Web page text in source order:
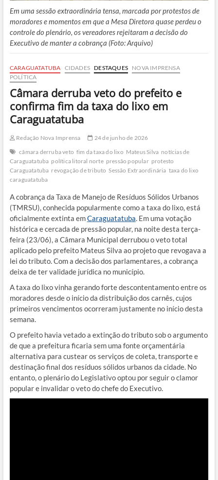
Em uma sessão extraordinária tensa, marcada por protestos de
moradores e momentos em que a Mesa Diretora quase perdeu o
controle do plenário, os vereadores rejeitaram a decisão do
Executivo de manter a cobrança (Foto: Arquivo)
CARAGUATATUBA CIDADES DESTAQUES
NOVA IMPRENSA
POLÍTICA
Câmara derruba veto do prefeito e
confirma fim da taxa do lixo em
Caraguatatuba
Redação Nova Imprensa
24 de junho de 2026
câmara derruba veto fim da taxa do lixo Mateus Silva notícias de
Caraguatatuba política litoral norte pressão popular protesto
Caraguatatuba revogação de tributo Sessão Extraordinária taxa do lixo
caraguatatuba
A cobrança da Taxa de Manejo de Resíduos Sólidos Urbanos
(TMRSU), conhecida popularmente como a taxa do lixo, está
oficialmente extinta emCaraguatatuba. Em uma votação
histórica e cercada de pressão popular, na noite desta terça-
feira (23/06), a Câmara Municipal derrubou o veto total
aplicado pelo prefeito Mateus Silva ao projeto que revogava a
lei do tributo. Com a decisão dos parlamentares, a cobrança
deixa de ter validade jurídica no município.
A taxa do lixo vinha gerando forte descontentamento entre os
moradores desde o início da distribuição dos carnês, cujos
primeiros vencimentos ocorreram justamente no início desta
semana.
O prefeito havia vetado a extinção do tributo sob o argumento
de que a prefeitura ficaria sem uma fonte orçamentária
alternativa para custear os serviços de coleta, transporte e
destinação final dos resíduos sólidos urbanos da cidade. No
entanto, o plenário do Legislativo optou por seguir o clamor
popular e invalidar o veto do chefe do Executivo.